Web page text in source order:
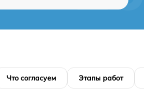
Что согласуем Этапы работ